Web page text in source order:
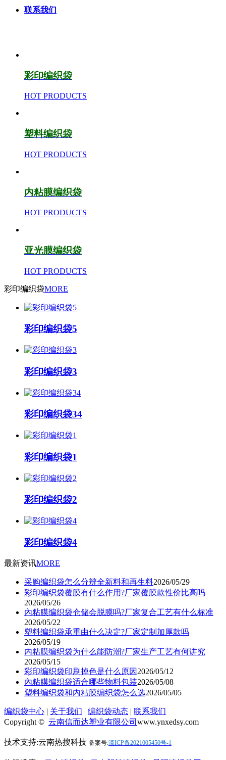
联系我们
彩印编织袋
HOT PRODUCTS
塑料编织袋
HOT PRODUCTS
内粘膜编织袋
HOT PRODUCTS
亚光膜编织袋
HOT PRODUCTS
彩印编织袋MORE
彩印编织袋5
彩印编织袋3
彩印编织袋34
彩印编织袋1
彩印编织袋2
彩印编织袋4
最新资讯MORE
采购编织袋怎么分辨全新料和再生料2026/05/29
彩印编织袋覆膜有什么作用?厂家覆膜款性价比高吗
2026/05/26
內粘膜编织袋仓储会脱膜吗?厂家复合工艺有什么标准
2026/05/22
塑料编织袋承重由什么决定?厂家定制加厚款吗
2026/05/19
内粘膜编织袋为什么能防潮?厂家生产工艺有何讲究
2026/05/15
彩印编织袋印刷掉色是什么原因 2026/05/12
內粘膜编织袋适合哪些物料包装2026/05/08
塑料编织袋和內粘膜编织袋怎么选2026/05/05
编织袋中心 | 关于我们 | 编织袋动态 | 联系我们
Copyright © 云南信而达塑业有限公司 www.ynxedsy.com
技术支持:云南热搜科技 备案号:滇ICP备2021005450号-1